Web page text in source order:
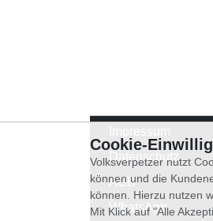
Datenschutz
AGB
WhatsApp
Cookie-
Volksverpetzer nutzt
können und die
können. Hierzu nutzen
Mit Klick auf "Alle